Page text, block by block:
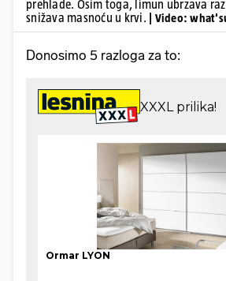
prehlade. Osim toga, limun ubrzava
snižava masnoću u krvi.
| Video:
Donosimo 5 razloga za to: